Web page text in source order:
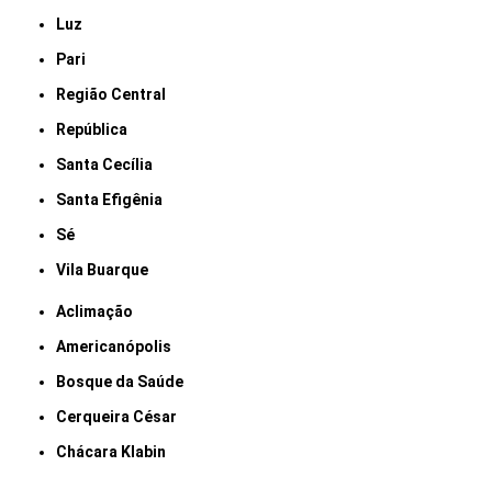
Luz
Pari
Região Central
República
Santa Cecília
Santa Efigênia
Sé
Vila Buarque
Aclimação
Americanópolis
Bosque da Saúde
Cerqueira César
Chácara Klabin